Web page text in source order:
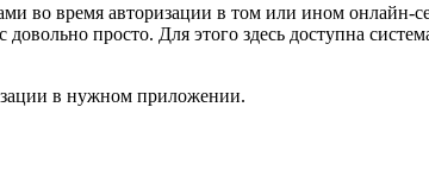
во время авторизации в том или ином
просто. Для этого здесь доступна
в нужном приложении.